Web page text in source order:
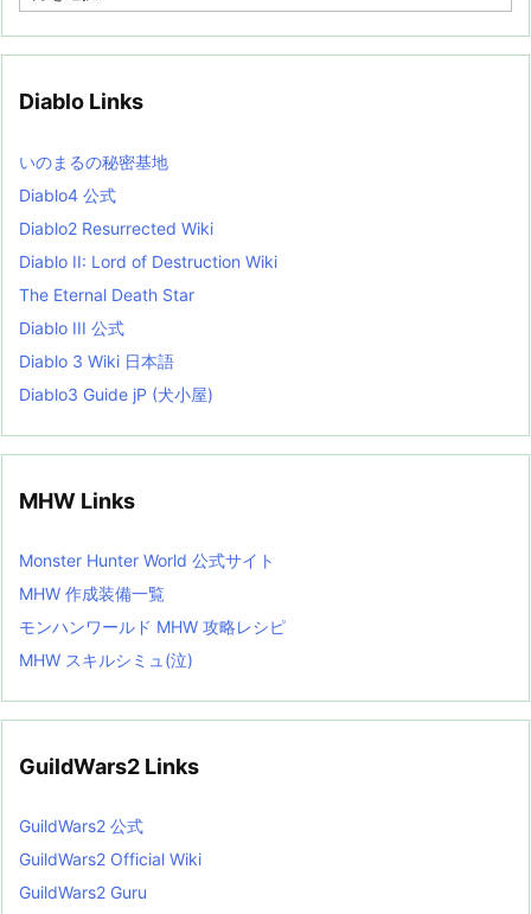
e
i
s
t
Diablo Links
いのまるの秘密基地
Diablo4 公式
Diablo2 Resurrected Wiki
Diablo II: Lord of Destruction Wiki
The Eternal Death Star
Diablo III 公式
Diablo 3 Wiki 日本語
Diablo3 Guide jP (犬小屋)
MHW Links
Monster Hunter World 公式サイト
MHW 作成装備一覧
モンハンワールド MHW 攻略レシピ
MHW スキルシミュ(泣)
GuildWars2 Links
GuildWars2 公式
GuildWars2 Official Wiki
GuildWars2 Guru